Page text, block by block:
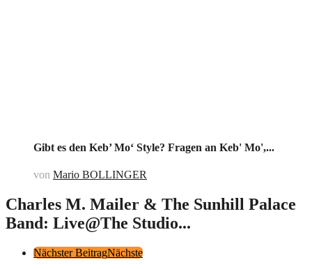
Gibt es den Keb’ Mo‘ Style? Fragen an Keb' Mo',...
von Mario BOLLINGER
Charles M. Mailer & The Sunhill Palace
Band: Live@The Studio...
PostNächster BeitragNächste